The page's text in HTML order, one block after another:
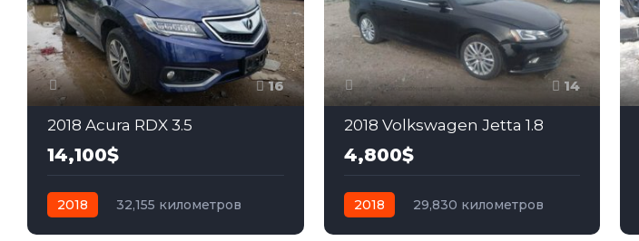
16
2018 Acura RDX 3.5
14,100$
2018
32,155 километров
14
2018 Volkswagen Jetta 1.8
4,800$
2018
29,830 километров